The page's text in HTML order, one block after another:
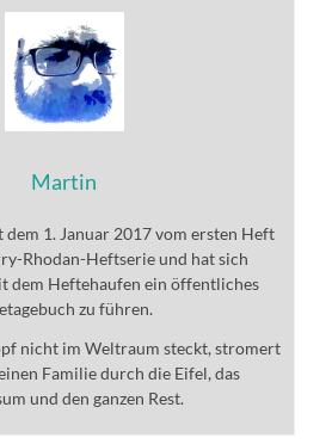
Martin
1. Januar 2017 vom ersten Heft
Rhodan-Heftserie und hat sich
dem Heftehaufen ein öffentliches
zu führen.
nicht im Weltraum steckt, stromert
Familie durch die Eifel, das
und den ganzen Rest.